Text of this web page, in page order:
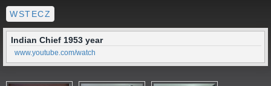
WSTECZ
Indian Chief 1953 year
www.youtube.com/watch